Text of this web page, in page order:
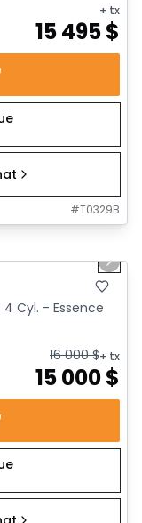
+ tx
15 495$
#T0329B
Next
Cyl. - Essence
16 000$+ tx
15 000$